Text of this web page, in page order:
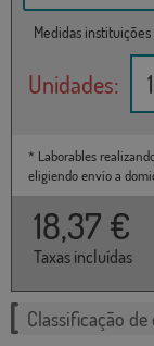
Medidas
Unidades:
* Laborables
eligiendo envío a
18,37 €
Taxas incluídas
Classificação de